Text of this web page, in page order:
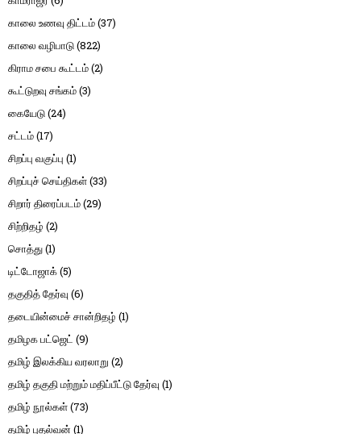
காலை உணவு திட்டம்(37)
காலை வழிபாடு(822)
கிராம சபை கூட்டம்(2)
கூட்டுறவு சங்கம்(3)
கையேடு(24)
சட்டம்(17)
சிறப்பு வகுப்பு (1)
சிறப்புச் செய்திகள்(33)
சிறார் திரைப்படம்(29)
சிற்றிதழ் (2)
சொத்து(1)
டிட்டோஜாக்(5)
தகுதித் தேர்வு (6)
தடையின்மைச் சான்றிதழ் (1)
தமிழக பட்ஜெட் (9)
தமிழ் இலக்கிய வரலாறு (2)
தமிழ் தகுதி மற்றும் மதிப்பீட்டு தேர்வு (1)
தமிழ் நூல்கள்(73)
தமிழ் புதல்வன் (1)